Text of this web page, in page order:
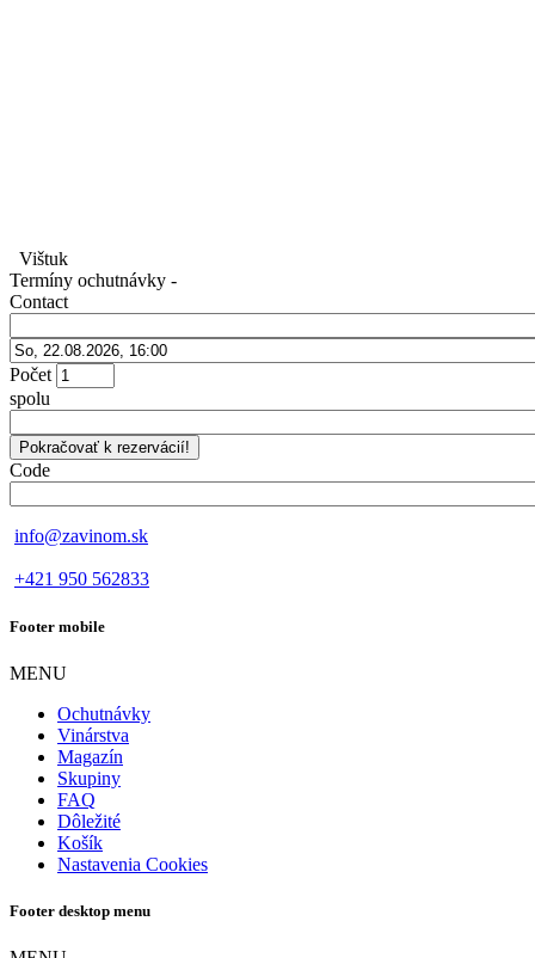
Vištuk
Termíny ochutnávky -
Contact
Počet
spolu
Code
info@zavinom.sk
+421 950 562833
Footer mobile
MENU
Ochutnávky
Vinárstva
Magazín
Skupiny
FAQ
Dôležité
Košík
Nastavenia Cookies
Footer desktop menu